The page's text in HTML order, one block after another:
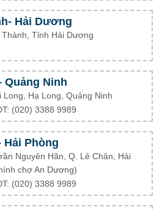
Hải Dương
Tỉnh Hải Dương
Quảng Ninh
Hạ Long, Quảng Ninh
(020) 3388 9989
Hải Phòng
Nguyên Hãn, Q. Lê Chân, Hải
chợ An Dương)
(020) 3388 9989